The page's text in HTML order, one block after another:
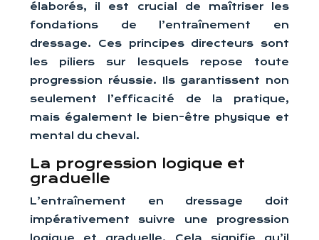
élaborés, il est crucial de maîtriser les
fondations de l’entraînement en
dressage. Ces principes directeurs sont
les piliers sur lesquels repose toute
progression réussie. Ils garantissent non
seulement l’efficacité de la pratique,
mais également le bien-être physique et
mental du cheval.
La progression logique et
graduelle
L’entraînement en dressage doit
impérativement suivre une progression